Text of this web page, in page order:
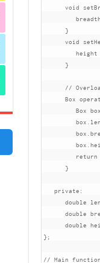
void
}
void
         height
}
//
Box
Box box
         box
         box
         box
return
}
private :
double
double
double
};
// Main